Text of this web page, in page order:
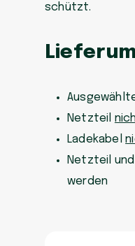
schützt.
Netzteil
Ladekabel
Netzteil
werden